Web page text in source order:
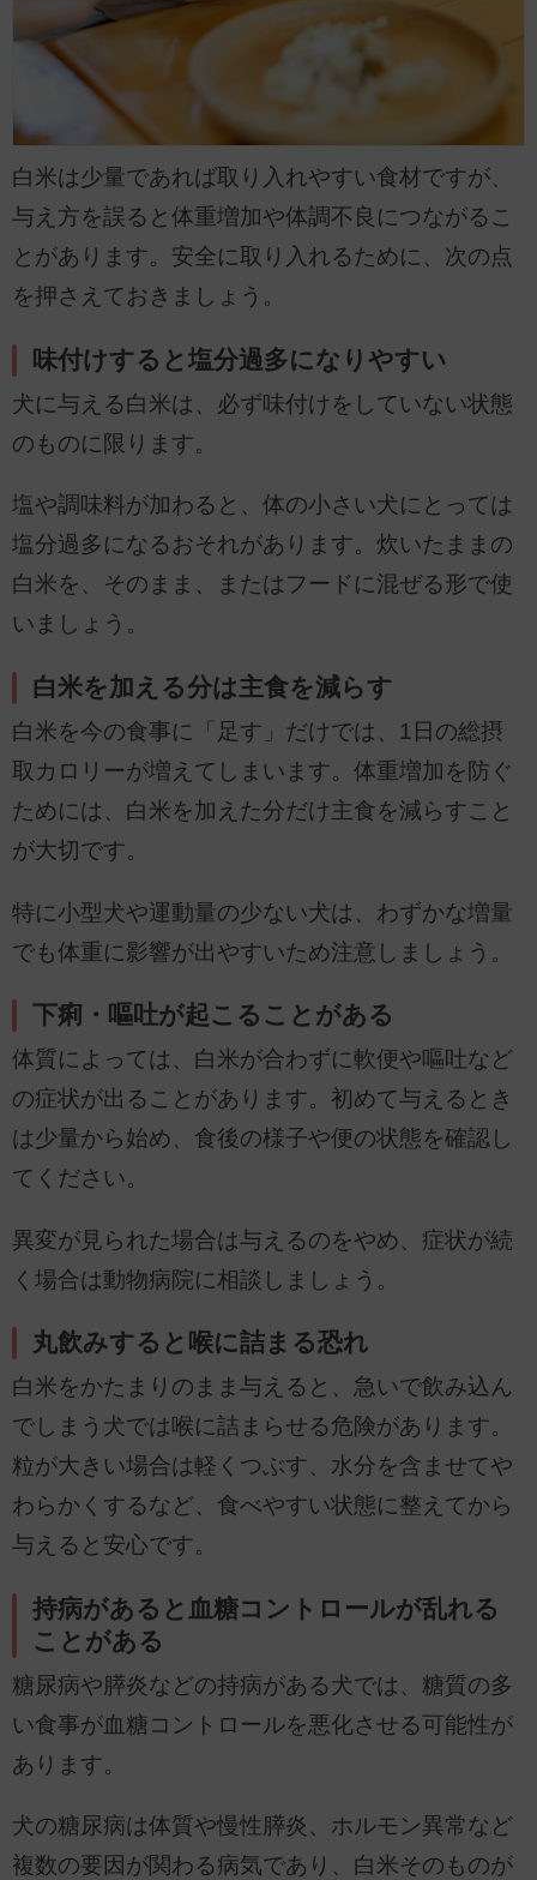
白米は少量であれば取り入れやすい食材ですが、
与え方を誤ると体重増加や体調不良につながるこ
とがあります。安全に取り入れるために、次の点
を押さえておきましょう。
味付けすると塩分過多になりやすい
犬に与える白米は、必ず味付けをしていない状態
のものに限ります。
塩や調味料が加わると、体の小さい犬にとっては
塩分過多になるおそれがあります。炊いたままの
白米を、そのまま、またはフードに混ぜる形で使
いましょう。
白米を加える分は主食を減らす
白米を今の食事に「足す」だけでは、1日の総摂
取カロリーが増えてしまいます。体重増加を防ぐ
ためには、白米を加えた分だけ主食を減らすこと
が大切です。
特に小型犬や運動量の少ない犬は、わずかな増量
でも体重に影響が出やすいため注意しましょう。
下痢・嘔吐が起こることがある
体質によっては、白米が合わずに軟便や嘔吐など
の症状が出ることがあります。初めて与えるとき
は少量から始め、食後の様子や便の状態を確認し
てください。
異変が見られた場合は与えるのをやめ、症状が続
く場合は動物病院に相談しましょう。
丸飲みすると喉に詰まる恐れ
白米をかたまりのまま与えると、急いで飲み込ん
でしまう犬では喉に詰まらせる危険があります。
粒が大きい場合は軽くつぶす、水分を含ませてや
わらかくするなど、食べやすい状態に整えてから
与えると安心です。
持病があると血糖コントロールが乱れる
ことがある
糖尿病や膵炎などの持病がある犬では、糖質の多
い食事が血糖コントロールを悪化させる可能性が
あります。
犬の糖尿病は体質や慢性膵炎、ホルモン異常など
複数の要因が関わる病気であり、白米そのものが